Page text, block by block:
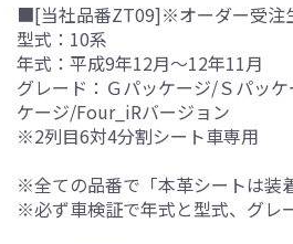
■[当社品番ZT09]※オーダー受注
型式：10系
年式：平成9年12月～12年11月
グレード：Ｇパッケージ/Ｓパッ
ケージ/Four_iRバージョン
※2列目6対4分割シート車専用
※全ての品番で「本革シートは装
※必ず車検証で年式と型式、グレ